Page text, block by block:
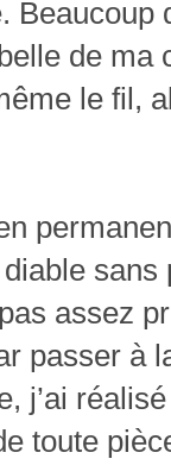
Beaucoup
de ma
le fil,
assez
passer à
j’ai
toute